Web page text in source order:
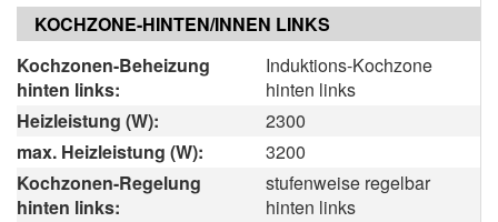
KOCHZONE-HINTEN/INNEN LINKS
Kochzonen-Beheizung
hinten links:
Induktions-Kochzone
hinten links
Heizleistung (W):
2300
max. Heizleistung (W):
3200
Kochzonen-Regelung
hinten links:
stufenweise regelbar
hinten links